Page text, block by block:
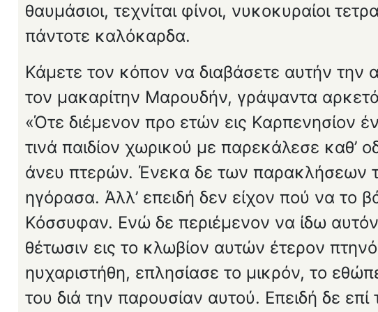
θαυμάσιοι, τεχνίται φίνοι, νυκοκυραίοι
πάντοτε καλόκαρδα.
Κάμετε τον κόπον να διαβάσετε αυτήν την
τον μακαρίτην Μαρουδήν, γράψαντα
«Ότε διέμενον προ ετών εις Καρπενησίον
τινά παιδίον χωρικού με παρεκάλεσε καθ’
άνευ πτερών. Ένεκα δε των παρακλήσεων
ηγόρασα. Άλλ’ επειδή δεν είχον πού να το
Κόσσυφαν. Ενώ δε περιέμενον να ίδω
θέτωσιν εις το κλωβίον αυτών έτερον
ηυχαριστήθη, επλησίασε το μικρόν, το
του διά την παρουσίαν αυτού. Επειδή δε